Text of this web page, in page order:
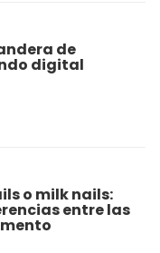
de
digital
o milk nails:
entre las